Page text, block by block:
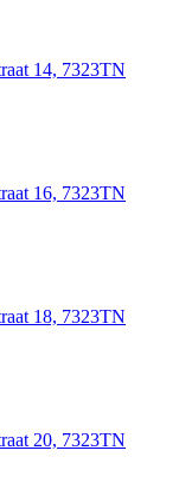
14, 7323TN
16, 7323TN
18, 7323TN
20, 7323TN